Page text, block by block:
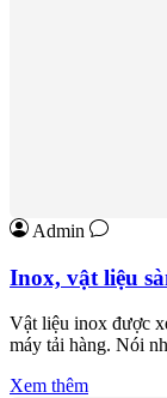
Admin
Inox, vật liệu
Vật liệu inox được
máy tải hàng. Nói
Xem thêm